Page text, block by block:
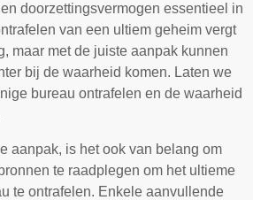
doorzettingsvermogen essentieel in
van een ultiem geheim vergt
maar met de juiste aanpak kunnen
bij de waarheid komen. Laten we
bureau ontrafelen en de waarheid
aanpak, is het ook van belang om
te raadplegen om het ultieme
te ontrafelen. Enkele aanvullende